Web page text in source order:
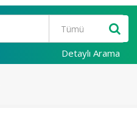
Detaylı Arama